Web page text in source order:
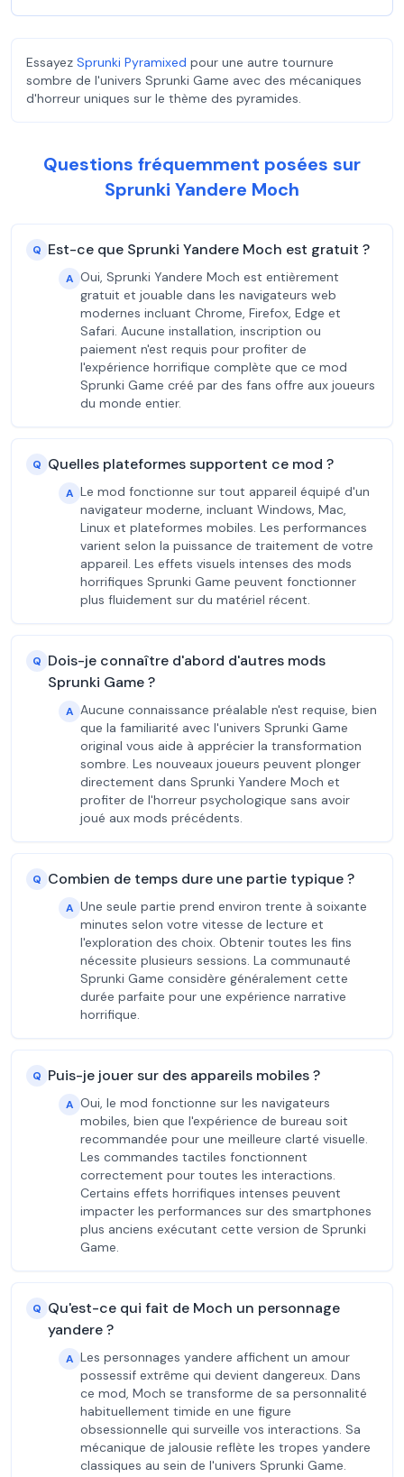
Essayez Sprunki Pyramixed pour une autre tournure
sombre de l'univers Sprunki Game avec des mécaniques
d'horreur uniques sur le thème des pyramides.
Questions fréquemment posées sur
Sprunki Yandere Moch
Q Est-ce que Sprunki Yandere Moch est gratuit ?
A Oui, Sprunki Yandere Moch est entièrement
gratuit et jouable dans les navigateurs web
modernes incluant Chrome, Firefox, Edge et
Safari. Aucune installation, inscription ou
paiement n'est requis pour profiter de
l'expérience horrifique complète que ce mod
Sprunki Game créé par des fans offre aux joueurs
du monde entier.
Q Quelles plateformes supportent ce mod ?
A Le mod fonctionne sur tout appareil équipé d'un
navigateur moderne, incluant Windows, Mac,
Linux et plateformes mobiles. Les performances
varient selon la puissance de traitement de votre
appareil. Les effets visuels intenses des mods
horrifiques Sprunki Game peuvent fonctionner
plus fluidement sur du matériel récent.
Q Dois-je connaître d'abord d'autres mods
Sprunki Game ?
A Aucune connaissance préalable n'est requise, bien
que la familiarité avec l'univers Sprunki Game
original vous aide à apprécier la transformation
sombre. Les nouveaux joueurs peuvent plonger
directement dans Sprunki Yandere Moch et
profiter de l'horreur psychologique sans avoir
joué aux mods précédents.
Q Combien de temps dure une partie typique ?
A Une seule partie prend environ trente à soixante
minutes selon votre vitesse de lecture et
l'exploration des choix. Obtenir toutes les fins
nécessite plusieurs sessions. La communauté
Sprunki Game considère généralement cette
durée parfaite pour une expérience narrative
horrifique.
Q Puis-je jouer sur des appareils mobiles ?
A Oui, le mod fonctionne sur les navigateurs
mobiles, bien que l'expérience de bureau soit
recommandée pour une meilleure clarté visuelle.
Les commandes tactiles fonctionnent
correctement pour toutes les interactions.
Certains effets horrifiques intenses peuvent
impacter les performances sur des smartphones
plus anciens exécutant cette version de Sprunki
Game.
Q Qu'est-ce qui fait de Moch un personnage
yandere ?
A Les personnages yandere affichent un amour
possessif extrême qui devient dangereux. Dans
ce mod, Moch se transforme de sa personnalité
habituellement timide en une figure
obsessionnelle qui surveille vos interactions. Sa
mécanique de jalousie reflète les tropes yandere
classiques au sein de l'univers Sprunki Game.